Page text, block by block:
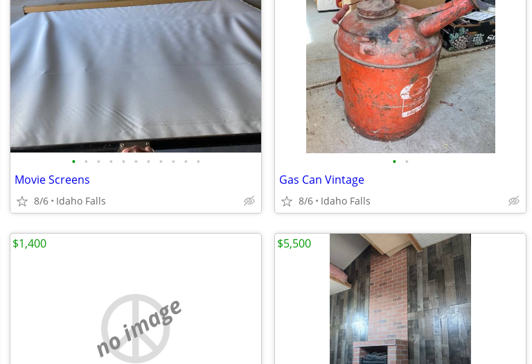
• • • • • • • • • • •
Movie Screens
8/6 Idaho Falls
• •
Gas Can Vintage
8/6 Idaho Falls
no image
$1,400 $5,500